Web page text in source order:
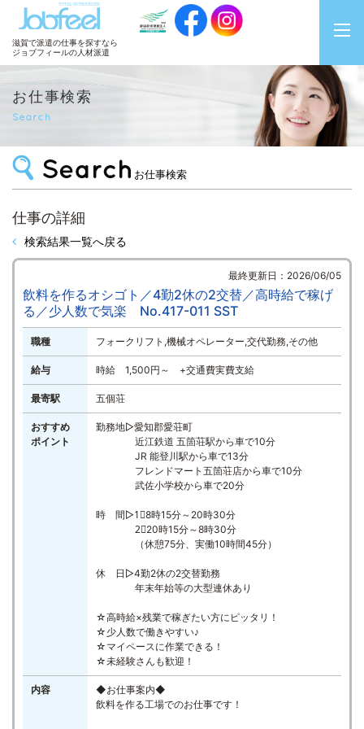
JobFeel
滋賀で派遣の仕事を探すなら
ジョブフィールの人材派遣
お仕事検索
Search
お仕事検索
仕事の詳細
検索結果一覧へ戻る
最終更新日：2026/06/05
飲料を作るオシゴト／4勤2休の2交替／高時給で稼げ
る／少人数で気楽 No.417-011 SST
職種 フォークリフト,機械オペレーター,交代勤務,その他
給与 時給 1,500円～ +交通費実費支給
最寄駅 五個荘
おすすめ
ポイント
勤務地▷愛知郡愛荘町
近江鉄道 五箇荘駅から車で10分
JR 能登川駅から車で13分
フレンドマート五箇荘店から車で10分
武佐小学校から車で20分
時 間▷1⃣8時15分～20時30分
2⃣20時15分～8時30分
（休憩75分、実働10時間45分）
休 日▷4勤2休の2交替勤務
年末年始等の大型連休あり
☆高時給×残業で稼ぎたい方にピッタリ！
☆少人数で働きやすい♪
☆マイペースに作業できる！
☆未経験さんも歓迎！
内容
◆お仕事案内◆
飲料を作る工場でのお仕事です！